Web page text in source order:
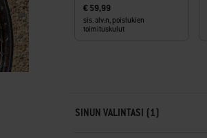
€ 59,99
sis. alv:n, poislukien
toimituskulut
SINUN VALINTASI (1)